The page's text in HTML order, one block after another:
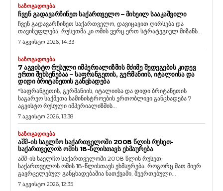
ᲡᲐᲖᲝᲒᲐᲓᲝᲔᲑᲐ
ᲩᲕᲔᲜ ᲒᲐᲓᲐᲕᲐᲠᲩᲘᲜᲔᲗ ᲡᲐᲥᲐᲠᲗᲕᲔᲚᲝ – ᲛᲘᲮᲔᲘᲚ ᲡᲐᲐᲙᲐᲨᲕᲘᲚᲘ
ჩვენ გადავარჩინეთ საქართველო, დავიცავით ღირსება და
თავისუფლება, რუსეთმა კი ომის ვერც ერთ სტრატეგიულ მიზანს...
7 აგვისტო 2026, 14:33
ᲡᲐᲖᲝᲒᲐᲓᲝᲔᲑᲐ
7 ᲐᲒᲕᲘᲡᲢᲝ ᲠᲣᲡᲣᲚᲘ ᲘᲛᲞᲔᲠᲘᲐᲚᲘᲖᲛᲘᲡ ᲛᲫᲘᲛᲔ ᲨᲔᲓᲔᲒᲔᲑᲘᲡ ᲙᲘᲓᲔᲕ
ᲔᲠᲗᲘ ᲨᲔᲮᲡᲔᲜᲔᲑᲐᲐ – ᲡᲐᲤᲠᲐᲜᲒᲔᲗᲘᲡ, ᲒᲔᲠᲛᲐᲜᲘᲘᲡ, ᲘᲢᲐᲚᲘᲘᲡᲐ ᲓᲐ
ᲓᲘᲓᲘ ᲑᲠᲘᲢᲐᲜᲔᲗᲘᲡ ᲒᲐᲜᲪᲮᲐᲓᲔᲑᲐ
“საფრანგეთის, გერმანიის, იტალიისა და დიდი ბრიტანეთის
საგარეო საქმეთა სამინისტროების ერთობლივი განცხადება 7
აგვისტო რუსული იმპერიალიზმის...
7 აგვისტო 2026, 13:38
ᲡᲐᲖᲝᲒᲐᲓᲝᲔᲑᲐ
ᲐᲨᲨ-ᲘᲡ ᲡᲐᲔᲚᲩᲝ ᲡᲐᲥᲐᲠᲗᲕᲔᲚᲝᲨᲘ 2008 ᲬᲚᲘᲡ ᲠᲣᲡᲔᲗ-
ᲡᲐᲥᲐᲠᲗᲕᲔᲚᲝᲡ ᲝᲛᲘᲡ 18-ᲬᲚᲘᲡᲗᲐᲕᲡ ᲔᲮᲛᲐᲣᲠᲔᲑᲐ
აშშ-ის საელჩო საქართველოში 2008 წლის რუსეთ-
საქართველოს ომის 18-წლისთავს ეხმაურება. როგორც მათ მიერ
გავრცელებულ განცხადებაშია ნათქვამი, შეერთებული...
7 აგვისტო 2026, 12:35